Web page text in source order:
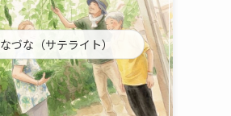
なづな（サテライト）